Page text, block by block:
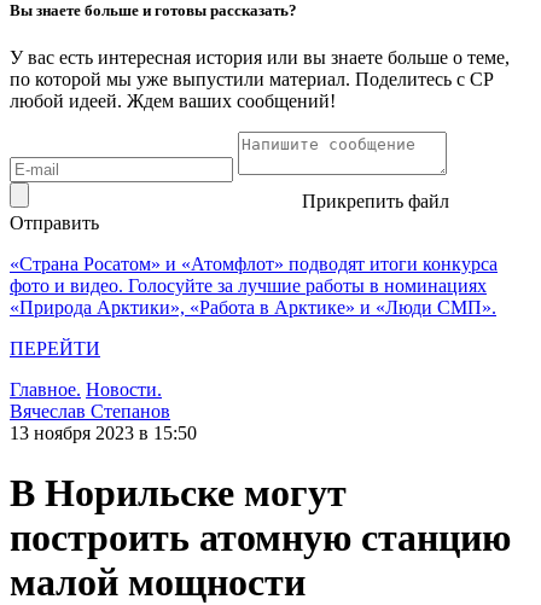
Вы знаете больше и готовы рассказать?
У вас есть интересная история или вы знаете больше о теме,
по которой мы уже выпустили материал. Поделитесь с СР
любой идеей. Ждем ваших сообщений!
Прикрепить файл
Отправить
«Страна Росатом» и «Атомфлот» подводят итоги конкурса
фото и видео. Голосуйте за лучшие работы в номинациях
«Природа Арктики», «Работа в Арктике» и «Люди СМП».
ПЕРЕЙТИ
Главное. Новости.
Вячеслав Степанов
13 ноября 2023 в 15:50
В Норильске могут
построить атомную станцию
малой мощности